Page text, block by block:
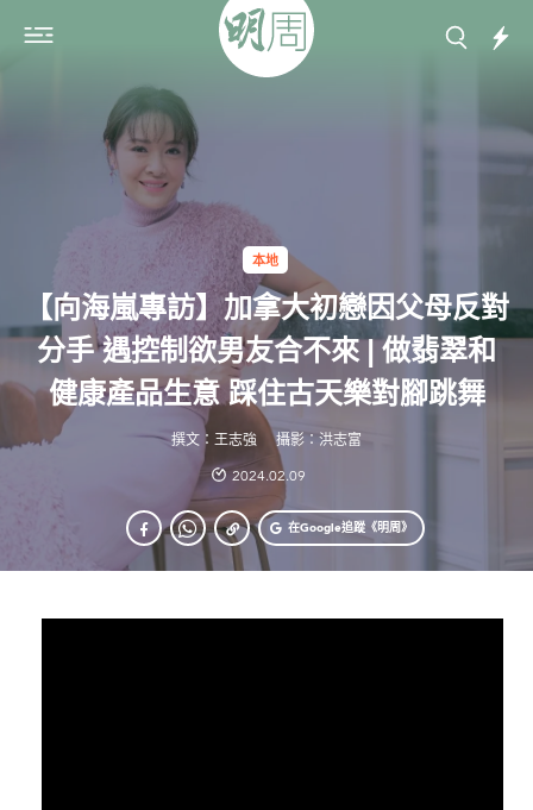
本地
【向海嵐專訪】加拿大初戀因父母反對
分手 遇控制欲男友合不來 | 做翡翠和
健康產品生意 踩住古天樂對腳跳舞
撰文：王志強
攝影：洪志富
2024.02.09
在Google追蹤《明周》